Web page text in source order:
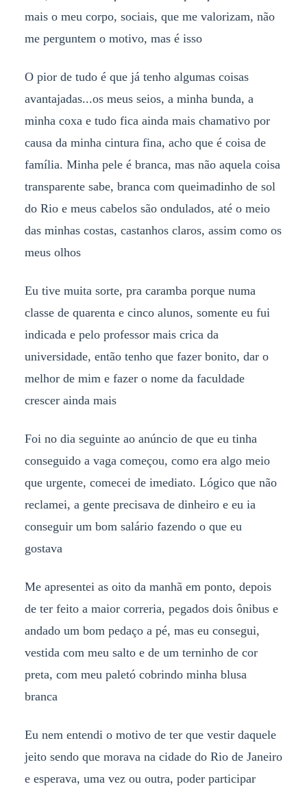
mais o meu corpo, sociais, que me valorizam, não
me perguntem o motivo, mas é isso
O pior de tudo é que já tenho algumas coisas
avantajadas...os meus seios, a minha bunda, a
minha coxa e tudo fica ainda mais chamativo por
causa da minha cintura fina, acho que é coisa de
família. Minha pele é branca, mas não aquela coisa
transparente sabe, branca com queimadinho de sol
do Rio e meus cabelos são ondulados, até o meio
das minhas costas, castanhos claros, assim como os
meus olhos
Eu tive muita sorte, pra caramba porque numa
classe de quarenta e cinco alunos, somente eu fui
indicada e pelo professor mais crica da
universidade, então tenho que fazer bonito, dar o
melhor de mim e fazer o nome da faculdade
crescer ainda mais
Foi no dia seguinte ao anúncio de que eu tinha
conseguido a vaga começou, como era algo meio
que urgente, comecei de imediato. Lógico que não
reclamei, a gente precisava de dinheiro e eu ia
conseguir um bom salário fazendo o que eu
gostava
Me apresentei as oito da manhã em ponto, depois
de ter feito a maior correria, pegados dois ônibus e
andado um bom pedaço a pé, mas eu consegui,
vestida com meu salto e de um terninho de cor
preta, com meu paletó cobrindo minha blusa
branca
Eu nem entendi o motivo de ter que vestir daquele
jeito sendo que morava na cidade do Rio de Janeiro
e esperava, uma vez ou outra, poder participar